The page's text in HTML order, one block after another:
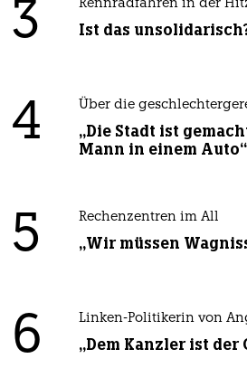
3 Rennradfahren in der
Ist das
4 Über die
„Die Stadt ist
Mann in einem Auto“
5 Rechenzentren im All
„Wir müssen
6 Linken-Politikerin von
„Dem Kanzler ist der